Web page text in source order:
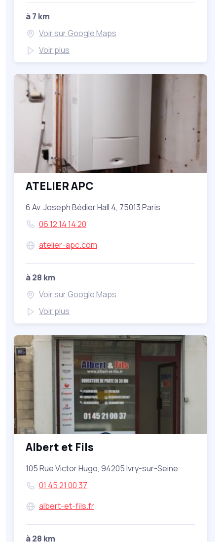
à 7 km
Voir sur Google Maps
Voir plus
ATELIER APC
6 Av. Joseph Bédier Hall 4, 75013 Paris
06 12 14 14 20
atelier-apc.com
à 28 km
Voir sur Google Maps
Voir plus
Albert et Fils
105 Rue Victor Hugo, 94205 Ivry-sur-Seine
01 45 21 00 37
albert-et-fils.fr
à 28 km